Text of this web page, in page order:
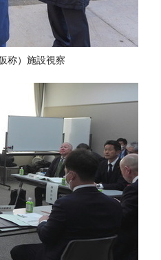
称）施設視察